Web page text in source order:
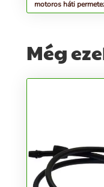
motoros háti
Még